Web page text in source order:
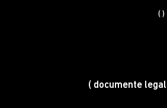
( )
( documente